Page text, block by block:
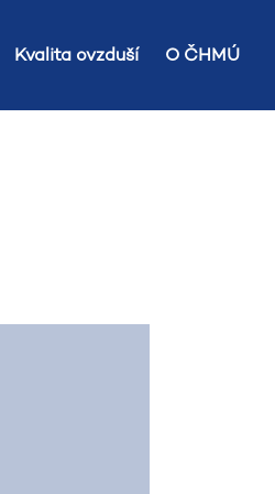
Kvalita ovzduší O ČHMÚ